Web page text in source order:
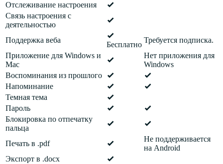
Отслеживание настроения
Связь настроения с
деятельностью
Поддержка веба
Бесплатно
Требуется подписка.
Приложение для Windows и
Mac
Нет приложения для
Windows
Воспоминания из прошлого
Напоминание
Темная тема
Пароль
Блокировка по отпечатку
пальца
Печать в .pdf
Не поддерживается
на Android
Экспорт в .docx